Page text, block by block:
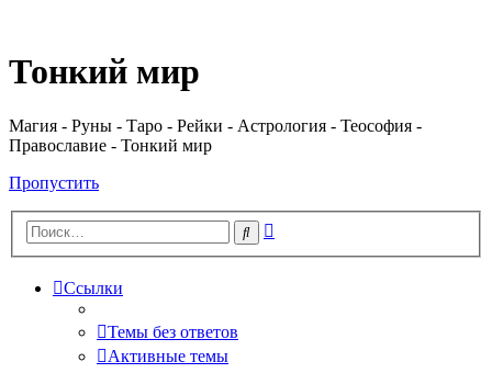
Тонкий мир
Магия - Руны - Таро - Рейки - Астрология - Теософия -
Православие - Тонкий мир
Пропустить
Поиск
Ссылки
Темы без ответов
Активные темы